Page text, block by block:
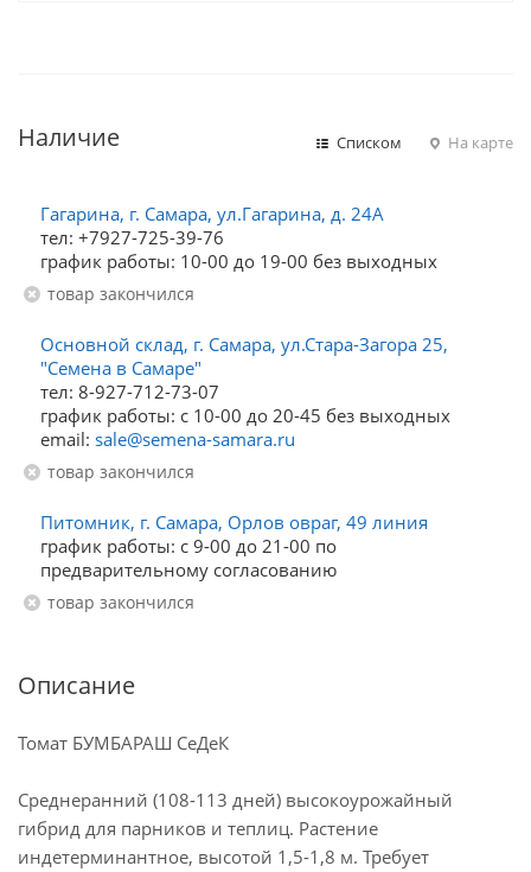
Наличие Списком На карте
Гагарина, г. Самара, ул.Гагарина, д. 24А
тел: +7927-725-39-76
график работы: 10-00 до 19-00 без выходных
Товар закончился
Основной склад, г. Самара, ул.Стара-Загора 25,
"Семена в Самаре"
тел: 8-927-712-73-07
график работы: с 10-00 до 20-45 без выходных
email: sale@semena-samara.ru
Товар закончился
Питомник, г. Самара, Орлов овраг, 49 линия
график работы: с 9-00 до 21-00 по
предварительному согласованию
Товар закончился
Описание
Томат БУМБАРАШ СеДеК
Среднеранний (108-113 дней) высокоурожайный
гибрид для парников и теплиц. Растение
индетерминантное, высотой 1,5-1,8 м. Требует